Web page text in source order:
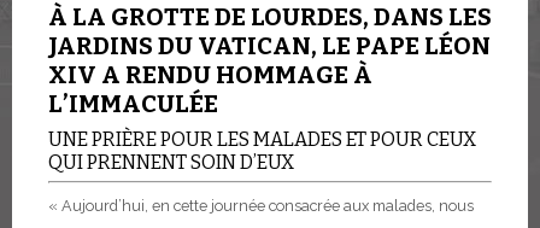
À LA GROTTE DE LOURDES, DANS LES
JARDINS DU VATICAN, LE PAPE LÉON
XIV A RENDU HOMMAGE À
L’IMMACULÉE
UNE PRIÈRE POUR LES MALADES ET POUR CEUX
QUI PRENNENT SOIN D’EUX
« Aujourd’hui, en cette journée consacrée aux malades, nous